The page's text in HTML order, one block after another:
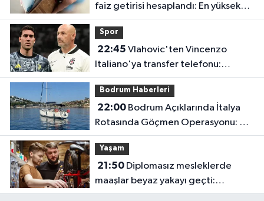
faiz getirisi hesaplandı: En yüksek
oran en çok kazancı vermiyor
Spor
22:45
Italiano'ya transfer telefonu:
Kararını bir iki gün içinde verecek
Bodrum Haberleri
22:00Bodrum Açıklarında İtalya
Rotasında Göçmen Operasyonu: 50
Kişi Yakalandı
Yaşam
21:50Diplomasız mesleklerde
maaşlar beyaz yakayı geçti:
Sanayide 150 bin liraya usta